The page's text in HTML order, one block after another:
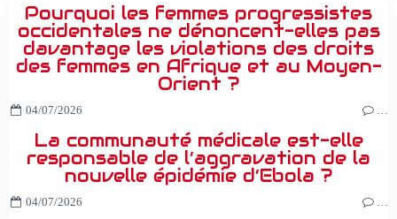
Pourquoi les femmes progressistes
occidentales ne dénoncent-elles pas
davantage les violations des droits
des femmes en Afrique et au Moyen-
Orient ?
04/07/2026 …
La communauté médicale est-elle
responsable de l’aggravation de la
nouvelle épidémie d’Ebola ?
04/07/2026 …